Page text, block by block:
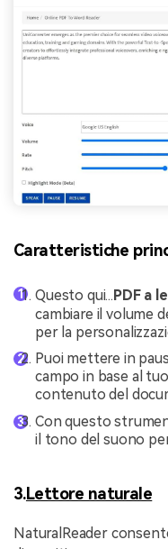
Caratteristiche
Questo qui...PDF a
cambiare il volume
per la
Puoi mettere in
campo in base al
contenuto del
Con questo
il tono del suono
3.Lettore naturale
NaturalReader